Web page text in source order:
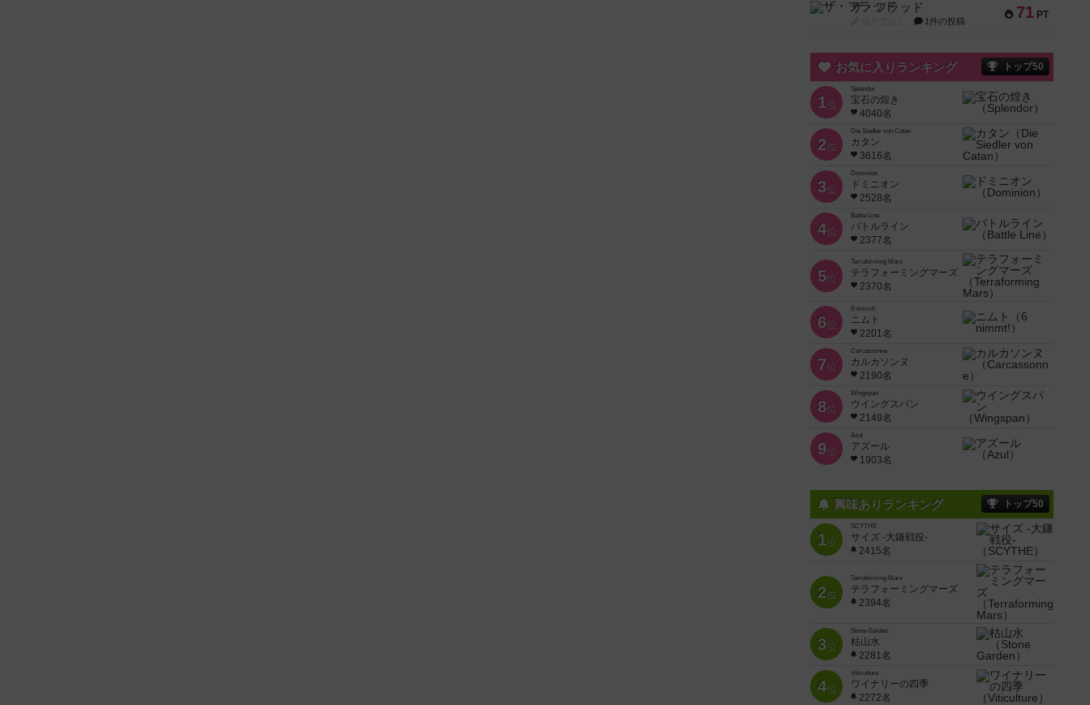
71 PT
ザ・フラッド
1件の投稿
お気に入りランキング トップ50
1位
Splendor
宝石の煌き
4040名
2位
Die Siedler von Catan
カタン
3616名
3位
Dominion
ドミニオン
2528名
4位
Battle Line
バトルライン
2377名
5位
Terraforming Mars
テラフォーミングマーズ
2370名
6位
6 nimmt!
ニムト
2201名
7位
Carcassonne
カルカソンヌ
2190名
8位
Wingspan
ウイングスパン
2149名
9位
Azul
アズール
1903名
興味ありランキング トップ50
1位
SCYTHE
サイズ -大鎌戦役-
2415名
2位
Terraforming Mars
テラフォーミングマーズ
2394名
3位
Stone Garden
枯山水
2281名
4位
Viticulture
ワイナリーの四季
2272名